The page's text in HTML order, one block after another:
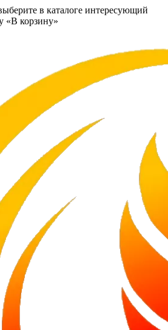
в каталоге интересующий
«В корзину»